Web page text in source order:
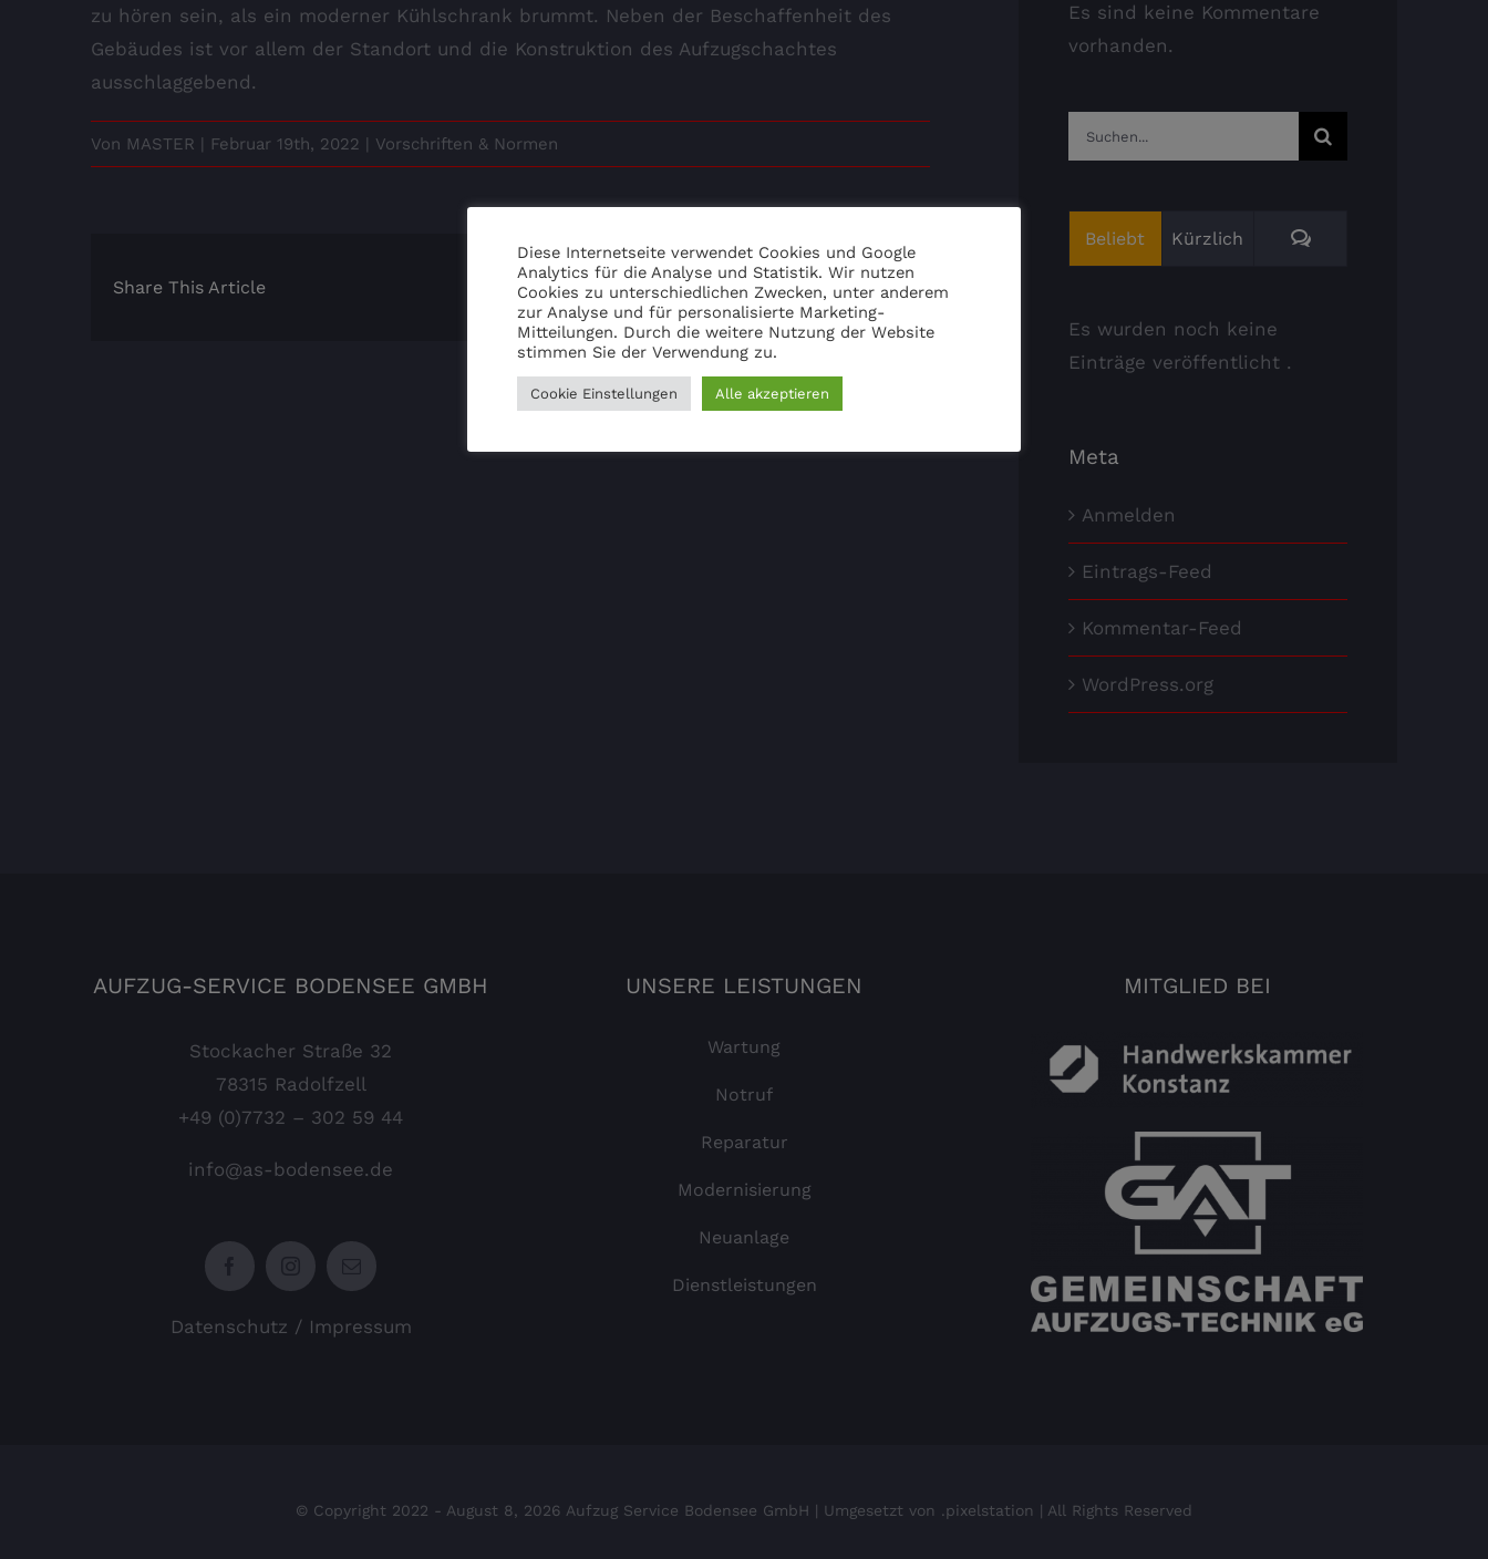
zu hören sein, als ein moderner Kühlschrank brummt. Neben der Beschaffenheit des
Gebäudes ist vor allem der Standort und die Konstruktion des Aufzugschachtes
ausschlaggebend.
Von MASTER | Februar 19th, 2022 | Vorschriften & Normen
Share This Article Facebook
X LinkedInWhatsApp
TumblrPinterest
E-
Mail
Es sind keine Kommentare
vorhanden.
Suche
nach:
Beliebt Kürzlich Kommentare
Es wurden noch keine
Einträge veröffentlicht .
Meta
Anmelden
Eintrags-Feed
Kommentar-Feed
WordPress.org
AUFZUG-SERVICE BODENSEE GMBH
Stockacher Straße 32
78315 Radolfzell
+49 (0)7732 – 302 59 44
info@as-bodensee.de
Datenschutz / Impressum
UNSERE LEISTUNGEN
Wartung
Notruf
Reparatur
Modernisierung
Neuanlage
Dienstleistungen
MITGLIED BEI
© Copyright 2022 - August 8, 2026 Aufzug Service Bodensee GmbH | Umgesetzt von .pixelstation | All Rights Reserved
Diese Internetseite verwendet Cookies und Google
Analytics für die Analyse und Statistik. Wir nutzen
Cookies zu unterschiedlichen Zwecken, unter anderem
zur Analyse und für personalisierte Marketing-
Mitteilungen. Durch die weitere Nutzung der Website
stimmen Sie der Verwendung zu.
Cookie Einstellungen Alle akzeptieren